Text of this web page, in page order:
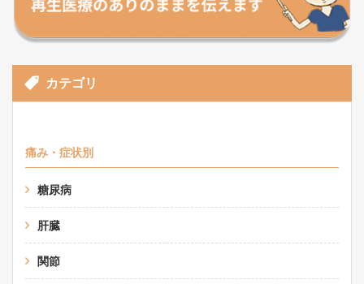
カテゴリ
痛み・症状別
糖尿病
肝臓
関節